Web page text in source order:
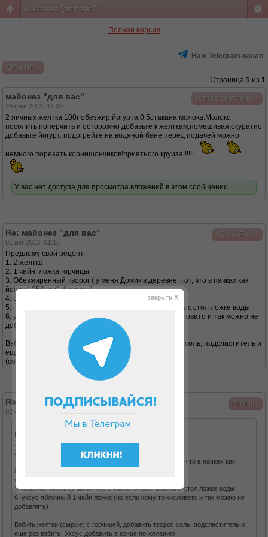
майонез "для вас"
Полная версия
Наш Telegram-канал
Ответить
Страница 1 из 1
золтце светлана
майонез "для вас"
26 фев 2013, 15:05
2 яичных желтка,100г обезжир.йогурта,0,5стакана молока.Молоко
посолить,поперчить и осторожно добавьте к желткам,помешивая.окуратно
добавьте йогурт. подогрейте на водяной бане.перед подачей можно
немного порезать корнишончиков!приятного круиза !!!!!
У вас нет доступа для просмотра вложений в этом сообщении.
<ОльгаР=<
Re: майонез "для вас"
01 авг 2013, 01:15
Предложу свой рецепт.
1. 2 желтка
2. 1 чайн. ложка горчицы
3. Обезжиренный творог ( у меня Домик в деревне, тот, что в пачках как
йогурт) 250 гр (1 баночка)
4. соль 1/3 чайн ложки
5. подсластитель (у меня Rio) 5 таблеток растворить с стол ложке воды
6. уксус яблочный 1 чайн ложка (но если кому то кисловато и так можно не
добавлять)
Взбить желтки (сырые) с горчицей, добавить творог, соль, подсластитель и
еще раз взбить. Уксус добавить в конце по желанию
(соль и подсластитель добавьте по вкусу,)
MIONI
Re: майонез "для вас"
02 окт 2013, 11:46
<ОльгаР=< писал(а):
Предложу свой рецепт.
1. 2 желтка
2. 1 чайн. ложка горчицы
3. Обезжиренный творог ( у меня Домик в деревне, тот, что в пачках как
йогурт) 250 гр (1 баночка)
4. соль 1/3 чайн ложки
5. подсластитель (у меня Rio) 5 таблеток растворить с стол ложке воды
6. уксус яблочный 1 чайн ложка (но если кому то кисловато и так можно не
добавлять)
Взбить желтки (сырые) с горчицей, добавить творог, соль, подсластитель и
еще раз взбить. Уксус добавить в конце по желанию
закрыть X